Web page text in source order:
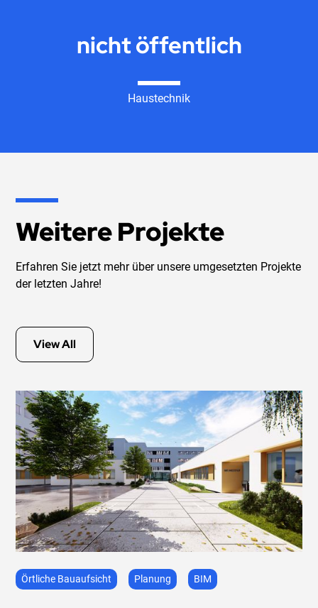
nicht öffentlich
Haustechnik
Weitere Projekte
Erfahren Sie jetzt mehr über unsere umgesetzten Projekte
der letzten Jahre!
View All
Örtliche Bauaufsicht Planung BIM